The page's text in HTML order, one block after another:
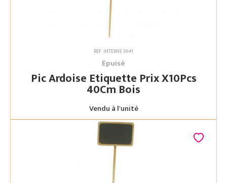
RÉF. INTERNE 3641
Épuisé
Pic Ardoise Etiquette Prix X10Pcs
40Cm Bois
Vendu à l'unité